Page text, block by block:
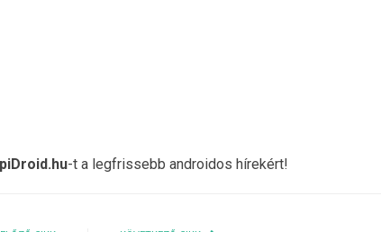
-t a legfrissebb androidos hírekért!